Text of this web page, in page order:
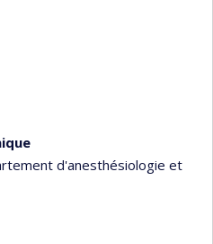
d'anesthésiologie et